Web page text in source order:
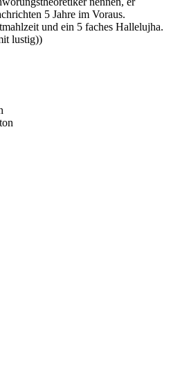
5 Jahre im Voraus.
und ein 5 faches Hallelujha.
lustig))